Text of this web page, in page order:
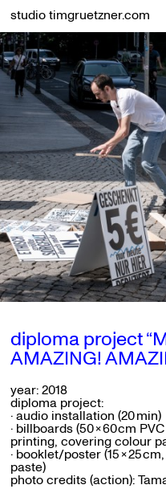
studio timgruetzner.com
diploma project
AMAZING!
year: 2018
diploma project:
· audio installation (20min)
· billboards (50×60cm
printing, covering colour
· booklet/poster (15×25
paste)
photo credits (action):